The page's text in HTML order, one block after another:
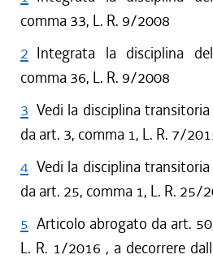
comma 33, L. R. 9/2008
2 Integrata la disciplina
comma 36, L. R. 9/2008
3 Vedi la disciplina
da art. 3, comma 1, L. R. 7/
4 Vedi la disciplina
da art. 25, comma 1, L. R. 25/
5 Articolo abrogato da art.
L. R. 1/2016 , a decorrere